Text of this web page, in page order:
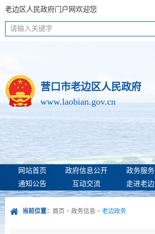
老边区人民政府门户网欢迎您
请输入关键字
营口市老边区人民政府
www.laobian.gov.cn
网站首页 政府信息公开 政务服务
通知公告
互动交流 走进老边
当前位置： 首页 > 政务信息 > 老边政务